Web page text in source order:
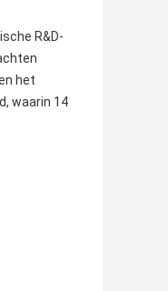
R&D-
het
waarin 14